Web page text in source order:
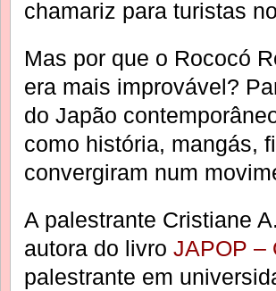
chamariz para turistas
Mas por que o Rococó
era mais improvável?
do Japão
como história, mangás,
convergiram num
A palestrante Cristiane
autora do livro JAPOP –
palestrante em